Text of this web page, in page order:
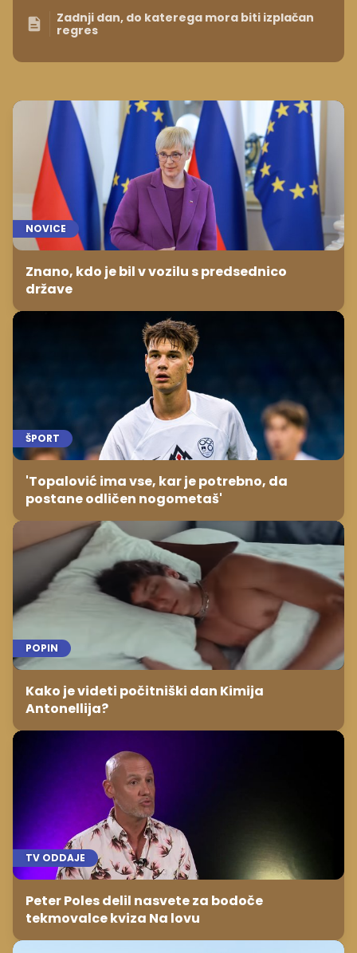
Zadnji dan, do katerega mora biti izplačan
regres
NOVICE
Znano, kdo je bil v vozilu s predsednico
države
ŠPORT
'Topalović ima vse, kar je potrebno, da
postane odličen nogometaš'
POPIN
Kako je videti počitniški dan Kimija
Antonellija?
TV ODDAJE
Peter Poles delil nasvete za bodoče
tekmovalce kviza Na lovu